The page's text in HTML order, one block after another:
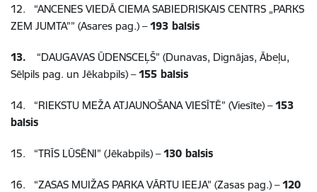
12.
“ANCENES VIEDĀ CIEMA SABIEDRISKAIS CENTRS „PARKS
ZEM JUMTA”” (Asares pag.) –193 balsis
13.
“DAUGAVAS ŪDENSCEĻŠ” (Dunavas, Dignājas, Ābeļu,
Sēlpils pag. un Jēkabpils) –155 balsis
14. “RIEKSTU MEŽA ATJAUNOŠANA VIESĪTĒ” (Viesīte) –153
balsis
15. “TRĪS LŪSĒNI” (Jēkabpils) –130 balsis
16. “ZASAS MUIŽAS PARKA VĀRTU IEEJA” (Zasas pag.) –120